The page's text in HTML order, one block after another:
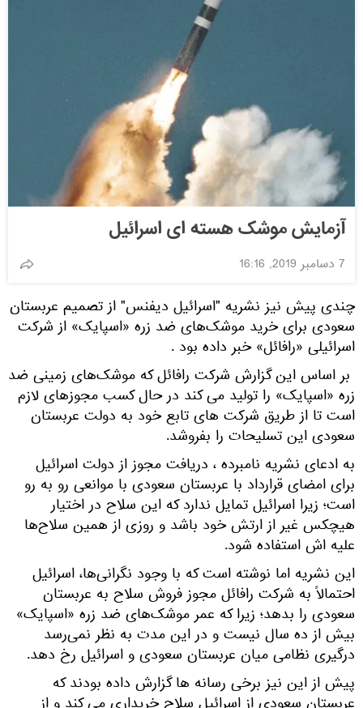
آزمایش موشک هسته ای اسرائیل
7 دسامبر 2019, 16:16
چندی پیش نیز نشریه "اسرائیل دیفنس" از تصمیم عربستان
سعودی برای خرید موشک‌های ضد زره «اسپایک» از شرکت
اسرائیلی «رافائل» خبر داده بود .
بر اساس این گزارش شرکت رافائل که موشک‌های زمینی ضد
زره «اسپایک» را تولید می کند در حال کسب مجوزهای لازم
است تا از طریق شرکت های تابع خود به دولت عربستان
سعودی این تسلیحات را بفروشد.
به ادعای نشریه نامبرده ، دریافت مجوز از دولت اسرائیل
برای امضای قرارداد با عربستان سعودی با موانعی رو به رو
است؛ زیرا اسرائیل تمایل ندارد که این سلاح در اختیار
هیچکس غیر از ارتش خود باشد و روزی از همین سلاح‌ها
علیه اش استفاده شود.
این نشریه اما نوشته است که با وجود نگرانی‌ها، اسرائیل
احتمالاً به شرکت رافائل مجوز فروش سلاح به عربستان
سعودی را بدهد؛ زیرا که عمر موشک‌های ضد زره «اسپایک»
بیش از ده سال نیست و در این مدت به نظر نمی‌رسد
درگیری نظامی میان عربستان سعودی و اسرائیل رخ دهد.
پیش از این نیز برخی رسانه ها گزارش داده بودند که